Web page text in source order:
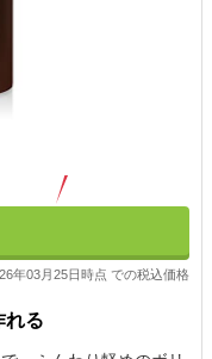
年03月25日時点 での税込価格
れる